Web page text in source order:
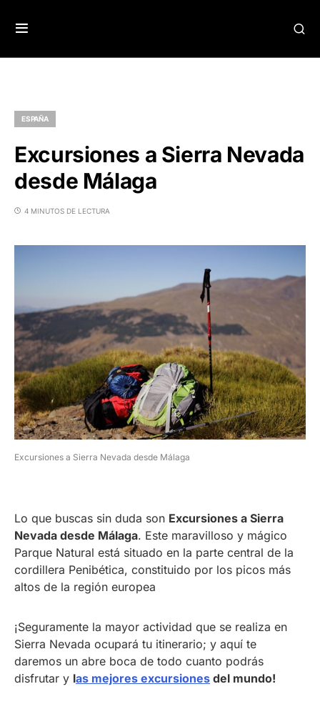
ESPAÑA
Excursiones a Sierra Nevada
desde Málaga
4 MINUTOS DE LECTURA
Excursiones a Sierra Nevada desde Málaga
Lo que buscas sin duda son Excursiones a Sierra
Nevada desde Málaga. Este maravilloso y mágico
Parque Natural está situado en la parte central de la
cordillera Penibética, constituido por los picos más
altos de la región europea
¡Seguramente la mayor actividad que se realiza en
Sierra Nevada ocupará tu itinerario; y aquí te
daremos un abre boca de todo cuanto podrás
disfrutar y las mejores excursiones del mundo!